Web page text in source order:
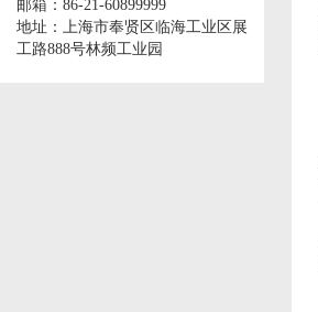
邮箱：86-21-60899999
地址：上海市奉贤区临海工业区展
工路888号林频工业园